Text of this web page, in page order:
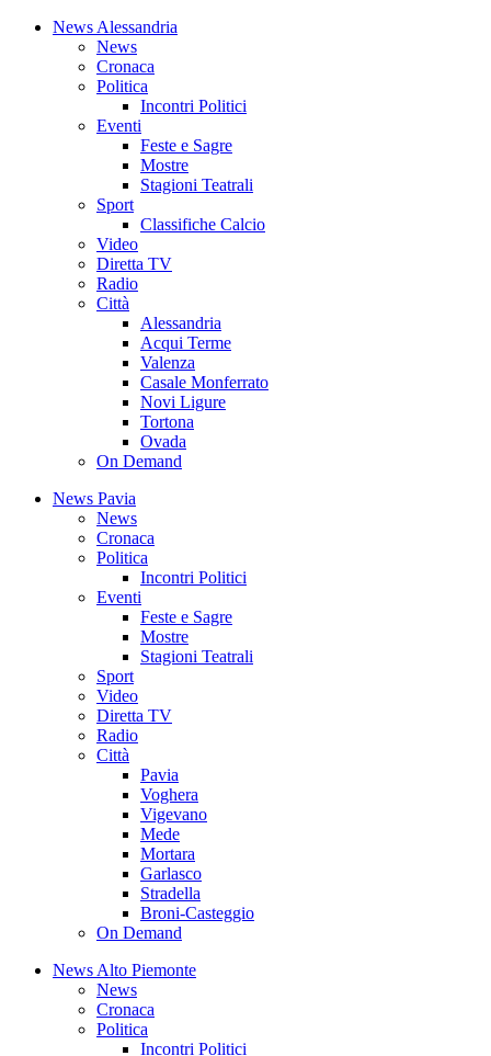
News Alessandria
News
Cronaca
Politica
Incontri Politici
Eventi
Feste e Sagre
Mostre
Stagioni Teatrali
Sport
Classifiche Calcio
Video
Diretta TV
Radio
Città
Alessandria
Acqui Terme
Valenza
Casale Monferrato
Novi Ligure
Tortona
Ovada
On Demand
News Pavia
News
Cronaca
Politica
Incontri Politici
Eventi
Feste e Sagre
Mostre
Stagioni Teatrali
Sport
Video
Diretta TV
Radio
Città
Pavia
Voghera
Vigevano
Mede
Mortara
Garlasco
Stradella
Broni-Casteggio
On Demand
News Alto Piemonte
News
Cronaca
Politica
Incontri Politici